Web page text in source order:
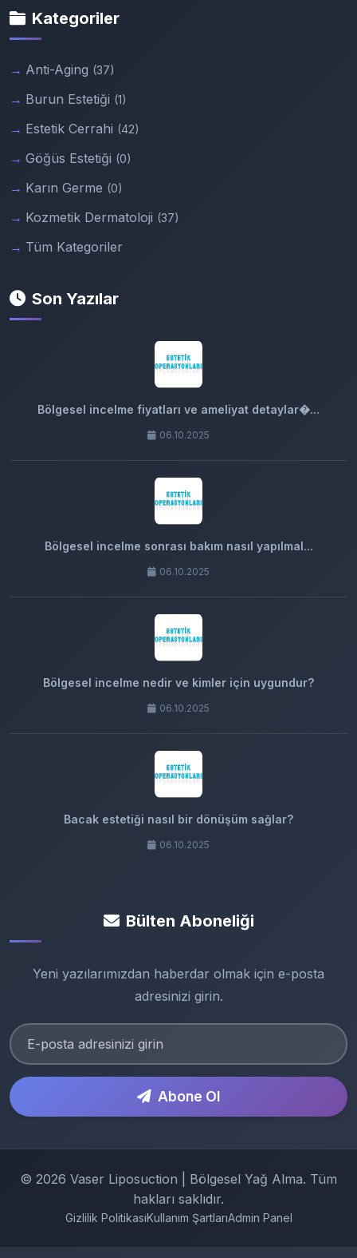
Kategoriler
Anti-Aging (37)
Burun Estetiği (1)
Estetik Cerrahi (42)
Göğüs Estetiği (0)
Karın Germe (0)
Kozmetik Dermatoloji (37)
Tüm Kategoriler
Son Yazılar
Bölgesel incelme fiyatları ve ameliyat detaylar�...
06.10.2025
Bölgesel incelme sonrası bakım nasıl yapılmal...
06.10.2025
Bölgesel incelme nedir ve kimler için uygundur?
06.10.2025
Bacak estetiği nasıl bir dönüşüm sağlar?
06.10.2025
Bülten Aboneliği
Yeni yazılarımızdan haberdar olmak için e-posta
adresinizi girin.
Abone Ol
© 2026 Vaser Liposuction | Bölgesel Yağ Alma. Tüm
hakları saklıdır.
Gizlilik PolitikasıKullanım ŞartlarıAdmin Panel